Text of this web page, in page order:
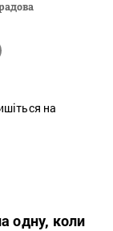
на
одну, коли